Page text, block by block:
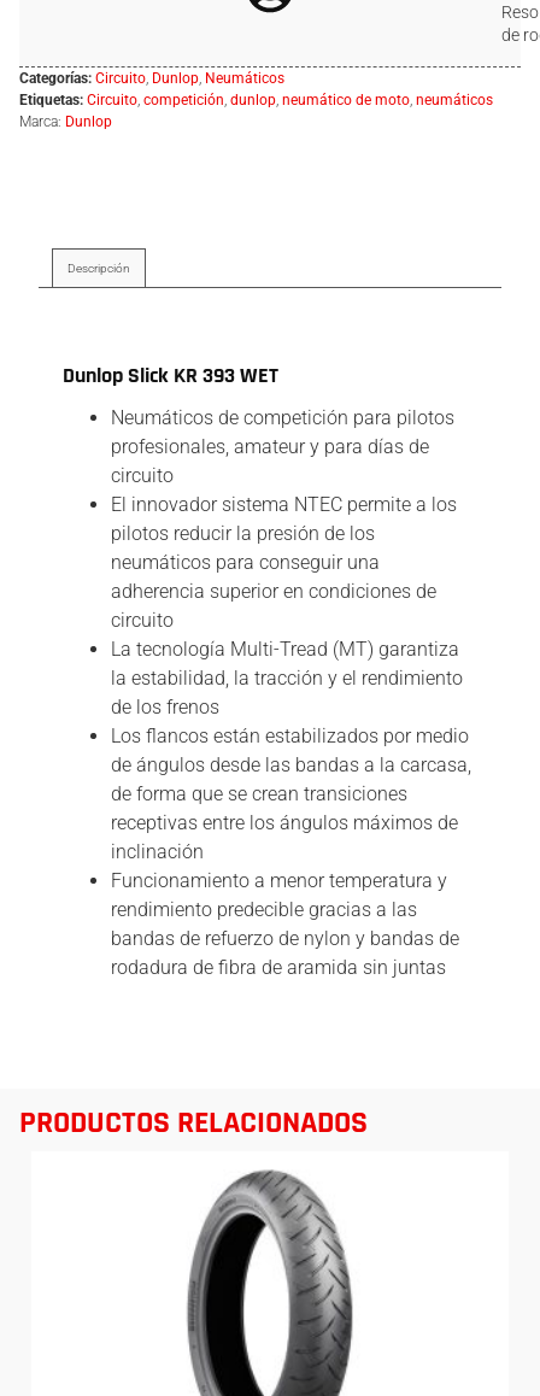
de
Categorías: Circuito, Dunlop, Neumáticos
Etiquetas: Circuito, competición, dunlop, neumático de moto, neumáticos
Marca: Dunlop
Descripción
Dunlop Slick KR 393 WET
Neumáticos de competición para pilotos
profesionales, amateur y para días de
circuito
El innovador sistema NTEC permite a los
pilotos reducir la presión de los
neumáticos para conseguir una
adherencia superior en condiciones de
circuito
La tecnología Multi-Tread (MT) garantiza
la estabilidad, la tracción y el rendimiento
de los frenos
Los flancos están estabilizados por medio
de ángulos desde las bandas a la carcasa,
de forma que se crean transiciones
receptivas entre los ángulos máximos de
inclinación
Funcionamiento a menor temperatura y
rendimiento predecible gracias a las
bandas de refuerzo de nylon y bandas de
rodadura de fibra de aramida sin juntas
PRODUCTOS RELACIONADOS